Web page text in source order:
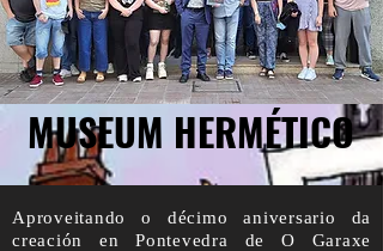
MUSEUM HERMÉTICO
Aproveitando o décimo aniversario da
creación en Pontevedra de O Garaxe